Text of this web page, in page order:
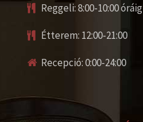
Reggeli: 8:00-10:00 óráig
Étterem: 12:00-21:00
Recepció: 0:00-24:00